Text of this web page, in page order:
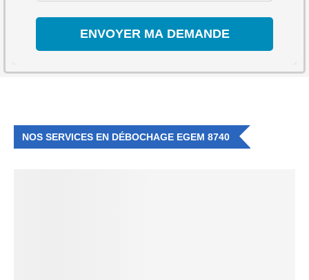
NOS SERVICES EN DÉBOCHAGE EGEM 8740